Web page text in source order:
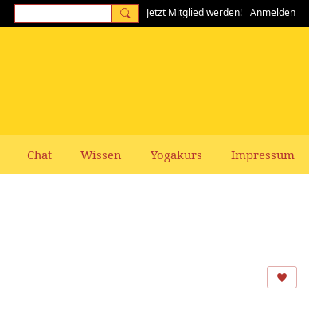
Jetzt Mitglied werden! Anmelden
Chat Wissen Yogakurs Impressum